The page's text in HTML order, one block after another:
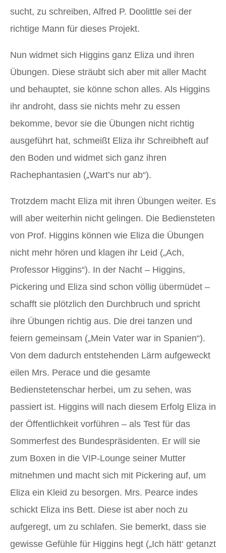
sucht, zu schreiben, Alfred P. Doolittle sei der
richtige Mann für dieses Projekt.
Nun widmet sich Higgins ganz Eliza und ihren
Übungen. Diese sträubt sich aber mit aller Macht
und behauptet, sie könne schon alles. Als Higgins
ihr androht, dass sie nichts mehr zu essen
bekomme, bevor sie die Übungen nicht richtig
ausgeführt hat, schmeißt Eliza ihr Schreibheft auf
den Boden und widmet sich ganz ihren
Rachephantasien („Wart’s nur ab“).
Trotzdem macht Eliza mit ihren Übungen weiter. Es
will aber weiterhin nicht gelingen. Die Bediensteten
von Prof. Higgins können wie Eliza die Übungen
nicht mehr hören und klagen ihr Leid („Ach,
Professor Higgins“). In der Nacht – Higgins,
Pickering und Eliza sind schon völlig übermüdet –
schafft sie plötzlich den Durchbruch und spricht
ihre Übungen richtig aus. Die drei tanzen und
feiern gemeinsam („Mein Vater war in Spanien“).
Von dem dadurch entstehenden Lärm aufgeweckt
eilen Mrs. Perace und die gesamte
Bedienstetenschar herbei, um zu sehen, was
passiert ist. Higgins will nach diesem Erfolg Eliza in
der Öffentlichkeit vorführen – als Test für das
Sommerfest des Bundespräsidenten. Er will sie
zum Boxen in die VIP-Lounge seiner Mutter
mitnehmen und macht sich mit Pickering auf, um
Eliza ein Kleid zu besorgen. Mrs. Pearce indes
schickt Eliza ins Bett. Diese ist aber noch zu
aufgeregt, um zu schlafen. Sie bemerkt, dass sie
gewisse Gefühle für Higgins hegt („Ich hätt‘ getanzt